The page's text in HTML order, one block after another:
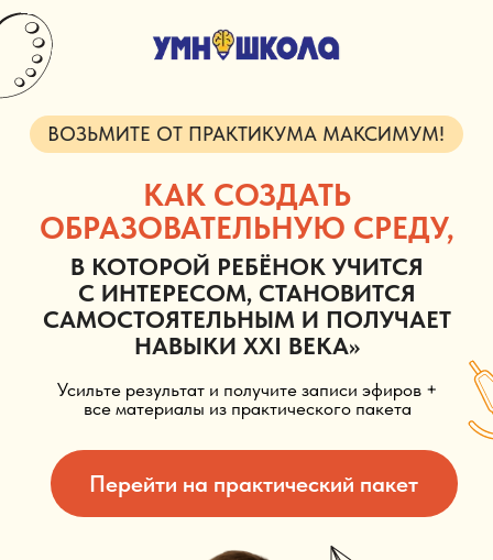
Усильте результат и получите записи эфиров +
все материалы из практического пакета
В КОТОРОЙ РЕБЁНОК УЧИТСЯ
С ИНТЕРЕСОМ, СТАНОВИТСЯ
САМОСТОЯТЕЛЬНЫМ И ПОЛУЧАЕТ
КАК СОЗДАТЬ
Перейти на практический пакет